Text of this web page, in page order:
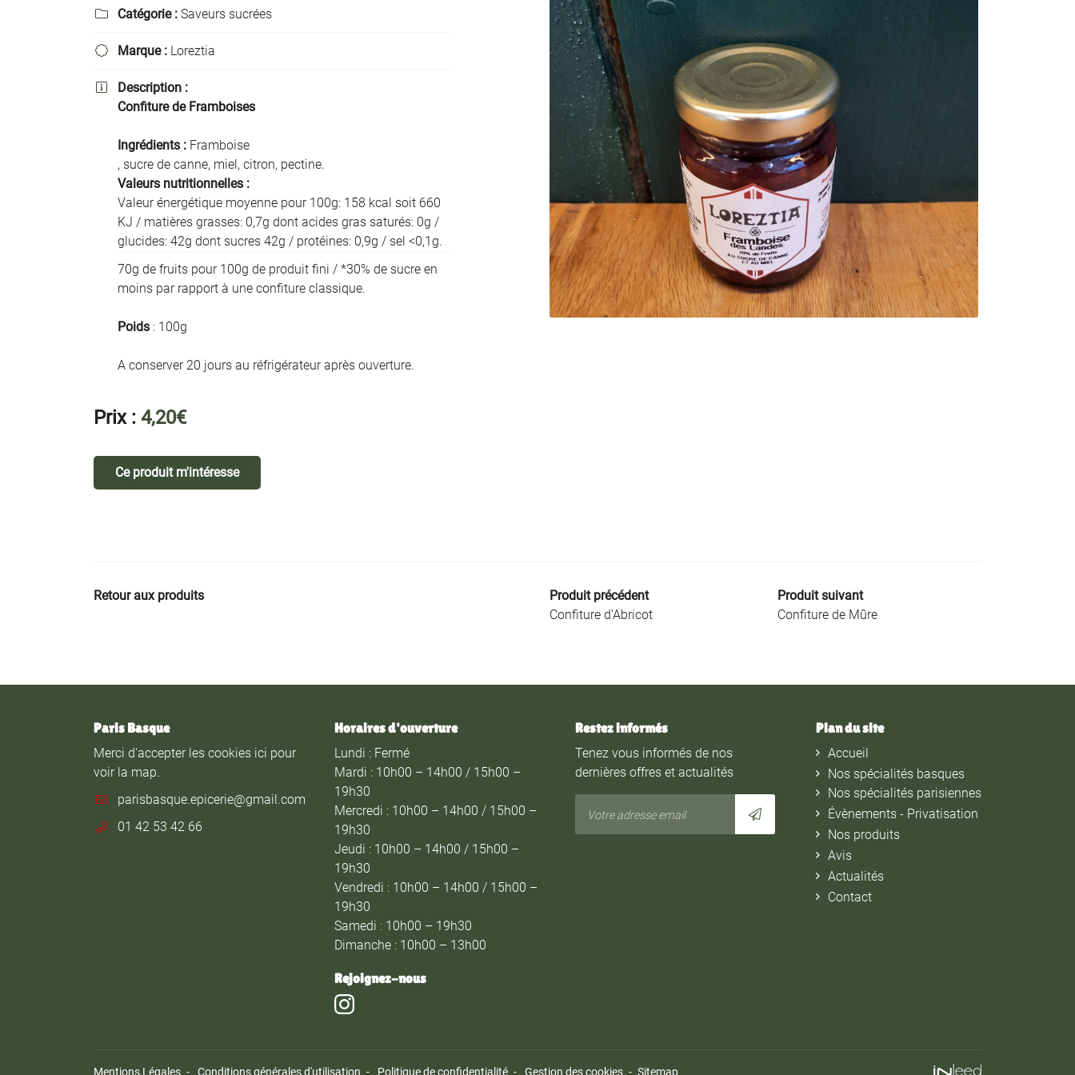
Recopier le code ci-contre
Rafraîchir le captcha
En cochant cette case, vous consentez à recevoir nos propositions commerciales à
l'adresse email indiqué ci-dessus. Vous pouvez vous désinscrire à tout moment en
le formulaire de désinscription.
Inscription
 Catégorie : Saveurs sucrées
 Marque : Loreztia

Description :
Confiture de Framboises
Ingrédients : Framboise
, sucre de canne, miel, citron, pectine.
Valeurs nutritionnelles :
Valeur énergétique moyenne pour 100g: 158 kcal soit 660
KJ / matières grasses: 0,7g dont acides gras saturés: 0g /
glucides: 42g dont sucres 42g / protéines: 0,9g / sel <0,1g.
70g de fruits pour 100g de produit fini / *30% de sucre en
moins par rapport à une confiture classique.
Poids : 100g
A conserver 20 jours au réfrigérateur après ouverture.
Prix : 4,20€
Ce produit m'intéresse
Retour aux produits
Produit précédent
Confiture d'Abricot
Produit suivant
Confiture de Mûre
Paris Basque
Merci d'accepter les cookies ici pour
voir la map.
01 42 53 42 66
Horaires d'ouverture
Lundi : Fermé
Mardi : 10h00 – 14h00 / 15h00 –
19h30
Mercredi : 10h00 – 14h00 / 15h00 –
19h30
Jeudi : 10h00 – 14h00 / 15h00 –
19h30
Vendredi : 10h00 – 14h00 / 15h00 –
19h30
Samedi : 10h00 – 19h30
Dimanche : 10h00 – 13h00
Rejoignez-nous
Restez informés
Tenez vous informés de nos
dernières offres et actualités
Plan du site
Accueil
Nos spécialités basques
Nos spécialités parisiennes
Évènements - Privatisation
Nos produits
Avis
Actualités
Contact
Mentions Légales Conditions générales d'utilisation Politique de confidentialité Gestion des cookies Sitemap